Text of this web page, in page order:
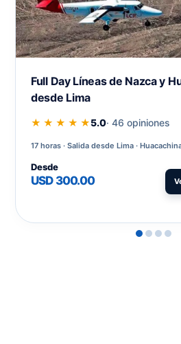
Full Day Líneas de Nazca y
desde Lima
★ ★ ★ ★ ★5.0· 46 opiniones
17 horas Salida desde Lima ·
Desde
USD 300.00